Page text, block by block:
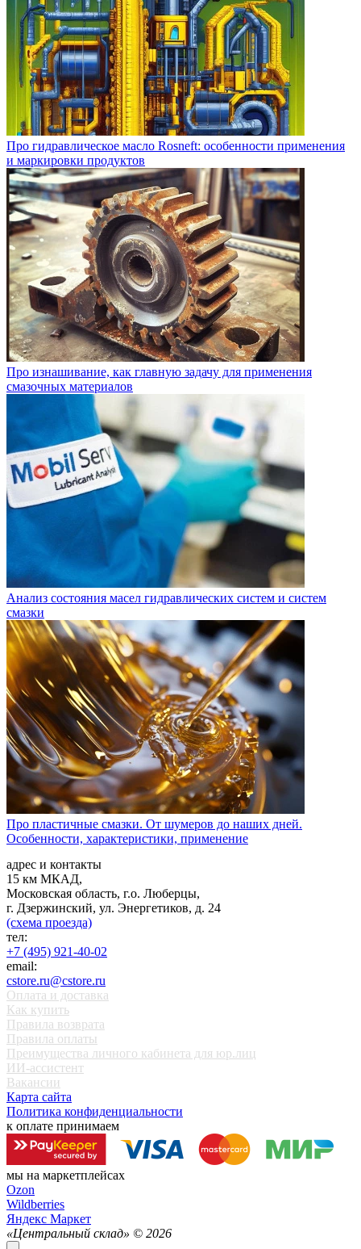
Про гидравлическое масло Rosneft: особенности применения
и маркировки продуктов
Про изнашивание, как главную задачу для применения
смазочных материалов
Анализ состояния масел гидравлических систем и систем
смазки
Про пластичные смазки. От шумеров до наших дней.
Особенности, характеристики, применение
адрес и контакты
15 км МКАД,
Московская область, г.о. Люберцы,
г. Дзержинский, ул. Энергетиков, д. 24
(схема проезда)
тел:
+7 (495) 921-40-02
email:
cstore.ru@cstore.ru
Оплата и доставка
Как купить
Правила возврата
Правила оплаты
Преимущества личного кабинета для юр.лиц
ИИ-ассистент
Вакансии
Карта сайта
Политика конфиденциальности
к оплате принимаем
мы на маркетплейсах
Ozon
Wildberries
Яндекс Маркет
«Центральный склад» © 2026